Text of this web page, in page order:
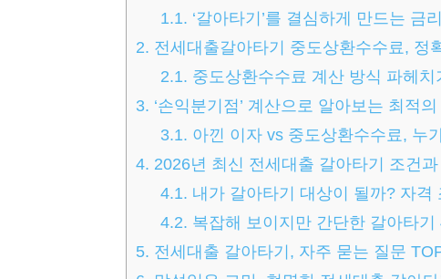
1.1. ‘갈아타기’를 결심하게 만드는 금
2. 전세대출갈아타기 중도상환수수료, 정
2.1. 중도상환수수료 계산 방식 파헤치
3. ‘손익분기점’ 계산으로 알아보는 최적
3.1. 아낀 이자 vs 중도상환수수료, 누
4. 2026년 최신 전세대출 갈아타기 조건
4.1. 내가 갈아타기 대상이 될까? 자격
4.2. 복잡해 보이지만 간단한 갈아타기
5. 전세대출 갈아타기, 자주 묻는 질문